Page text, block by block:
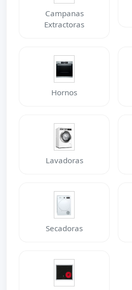
Campanas
Extractoras
Hornos
Lavadoras
Secadoras